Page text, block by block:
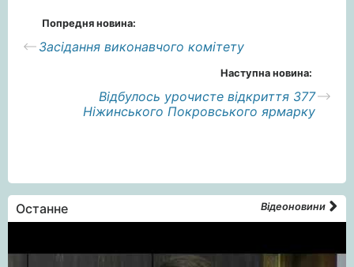
Попредня новина:
Засідання виконавчого комітету
Наступна новина:
Відбулось урочисте відкриття 377
Ніжинського Покровського ярмарку
Останне Відеоновини